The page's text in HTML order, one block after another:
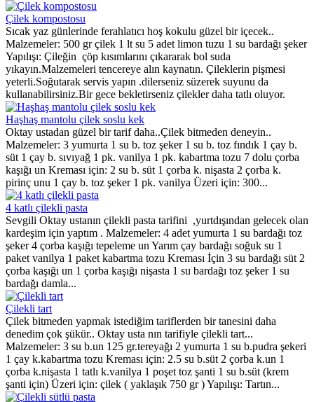
Çilek kompostosu
Sıcak yaz günlerinde ferahlatıcı hoş kokulu güzel bir içecek..
Malzemeler: 500 gr çilek 1 lt su 5 adet limon tuzu 1 su bardağı şeker
Yapılışı: Çileğin çöp kısımlarını çıkararak bol suda
yıkayın.Malzemeleri tencereye alın kaynatın. Çileklerin pişmesi
yeterli.Soğutarak servis yapın .dilerseniz süzerek suyunu da
kullanabilirsiniz.Bir gece bekletirseniz çilekler daha tatlı oluyor.
Haşhaş mantolu çilek soslu kek
Oktay ustadan güzel bir tarif daha..Çilek bitmeden deneyin..
Malzemeler: 3 yumurta 1 su b. toz şeker 1 su b. toz fındık 1 çay b.
süt 1 çay b. sıvıyağ 1 pk. vanilya 1 pk. kabartma tozu 7 dolu çorba
kaşığı un Kreması için: 2 su b. süt 1 çorba k. nişasta 2 çorba k.
pirinç unu 1 çay b. toz şeker 1 pk. vanilya Üzeri için: 300...
4 katlı çilekli pasta
Sevgili Oktay ustanın çilekli pasta tarifini ,yurtdışından gelecek olan
kardeşim için yaptım . Malzemeler: 4 adet yumurta 1 su bardağı toz
şeker 4 çorba kaşığı tepeleme un Yarım çay bardağı soğuk su 1
paket vanilya 1 paket kabartma tozu Kreması İçin 3 su bardağı süt 2
çorba kaşığı un 1 çorba kaşığı nişasta 1 su bardağı toz şeker 1 su
bardağı damla...
Çilekli tart
Çilek bitmeden yapmak istediğim tariflerden bir tanesini daha
denedim çok şükür.. Oktay usta nın tarifiyle çilekli tart...
Malzemeler: 3 su b.un 125 gr.tereyağı 2 yumurta 1 su b.pudra şekeri
1 çay k.kabartma tozu Kreması için: 2.5 su b.süt 2 çorba k.un 1
çorba k.nişasta 1 tatlı k.vanilya 1 poşet toz şanti 1 su b.süt (krem
şanti için) Üzeri için: çilek ( yaklaşık 750 gr ) Yapılışı: Tartın...